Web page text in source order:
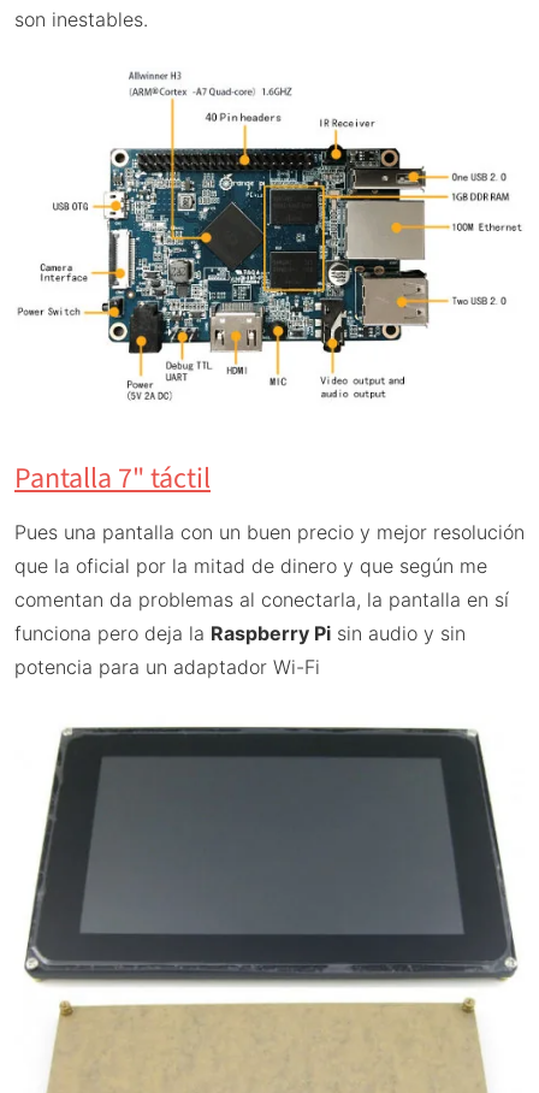
son inestables.
Pantalla 7" táctil
Pues una pantalla con un buen precio y mejor resolución
que la oficial por la mitad de dinero y que según me
comentan da problemas al conectarla, la pantalla en sí
funciona pero deja la Raspberry Pi sin audio y sin
potencia para un adaptador Wi-Fi